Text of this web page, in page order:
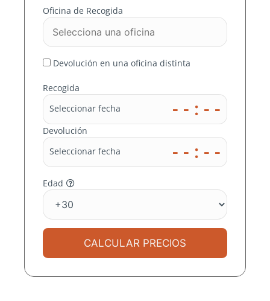
En MOMO RENT A CAR nos
en miles de destinos para ti
Oficina de Recogida
Devolución en una oficina distinta
Recogida
Seleccionar fecha
- - : - -
Devolución
Seleccionar fecha
- - : - -
Edad
CALCULAR PRECIOS